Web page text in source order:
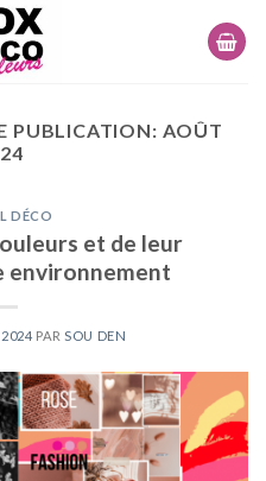
PUBLICATION: AOÛT
DÉCO
et de leur
environnement
PAR SOU DEN